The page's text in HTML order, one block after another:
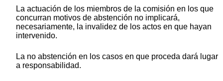
La actuación de los miembros de la comisión en los que
concurran motivos de abstención no implicará,
necesariamente, la invalidez de los actos en que hayan
intervenido.
La no abstención en los casos en que proceda dará lugar
a responsabilidad.